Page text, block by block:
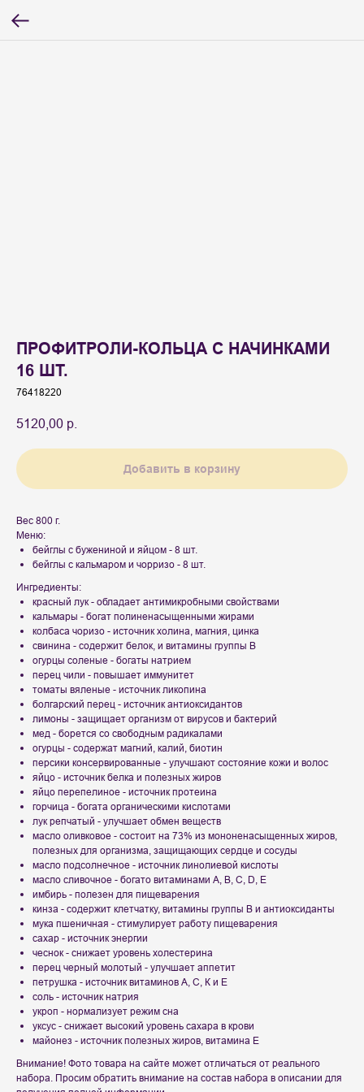
ПРОФИТРОЛИ-КОЛЬЦА С НАЧИНКАМИ
16 ШТ.
76418220
5120,00 р.
Добавить в корзину
Вес 800 г.
Меню:
бейглы с бужениной и яйцом - 8 шт.
бейглы с кальмаром и чорризо - 8 шт.
Ингредиенты:
красный лук - обладает антимикробными свойствами
кальмары - богат полиненасыщенными жирами
колбаса чоризо - источник холина, магния, цинка
свинина - содержит белок, и витамины группы В
огурцы соленые - богаты натрием
перец чили - повышает иммунитет
томаты вяленые - источник ликопина
болгарский перец - источник антиоксидантов
лимоны - защищает организм от вирусов и бактерий
мед - борется со свободным радикалами
огурцы - содержат магний, калий, биотин
персики консервированные - улучшают состояние кожи и волос
яйцо - источник белка и полезных жиров
яйцо перепелиное - источник протеина
горчица - богата органическими кислотами
лук репчатый - улучшает обмен веществ
масло оливковое - состоит на 73% из мононенасыщенных жиров,
полезных для организма, защищающих сердце и сосуды
масло подсолнечное - источник линолиевой кислоты
масло сливочное - богато витаминами А, В, С, D, Е
имбирь - полезен для пищеварения
кинза - содержит клетчатку, витамины группы B и антиоксиданты
мука пшеничная - стимулирует работу пищеварения
сахар - источник энергии
чеснок - снижает уровень холестерина
перец черный молотый - улучшает аппетит
петрушка - источник витаминов А, С, К и Е
соль - источник натрия
укроп - нормализует режим сна
уксус - снижает высокий уровень сахара в крови
майонез - источник полезных жиров, витамина Е
Внимание! Фото товара на сайте может отличаться от реального
набора. Просим обратить внимание на состав набора в описании для